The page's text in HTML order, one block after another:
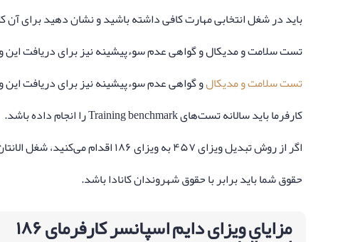
باید در شغل انتخابی مهارت کافی داشته باشید و نشان دهید برای آن
تست سلامت و مدیکال و گواهی عدم سوءپیشینه نیز برای دریافت این
تست سلامت و مدیکالو گواهی عدم سوءپیشینه نیز برای دریافت این
کارفرما باید سالانه تست‌های Training benchmark را انجام داده باشد.
اگر از روش تبدیل ویزای ۴۵۷ به ویزای ۱۸۶ اقدام می‌کنید، شغل الانتان باید در همان رشته قبلی باشد که در آن کار می‌کردید.
حقوق شما باید برابر با حقوق شهروندان کانادا باشد.
مزایای ویزای دایم اسپانسر کارفرمای ۱۸۶